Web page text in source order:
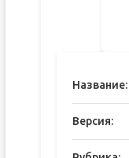
Название:
Версия: